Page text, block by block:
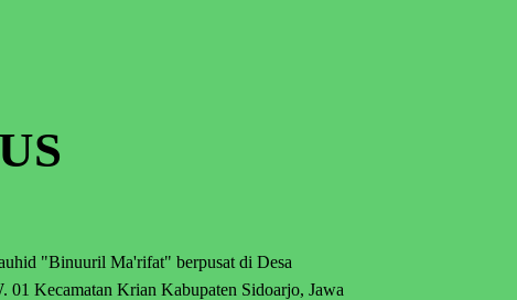
"Binuuril Ma'rifat" berpusat di Desa
01 Kecamatan Krian Kabupaten Sidoarjo, Jawa